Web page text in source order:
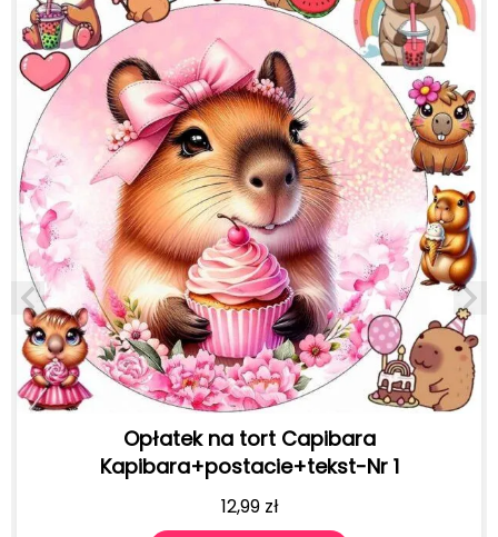
BALONY URODZINOWE Z NADRUKIEM
SZTUK 30 CM